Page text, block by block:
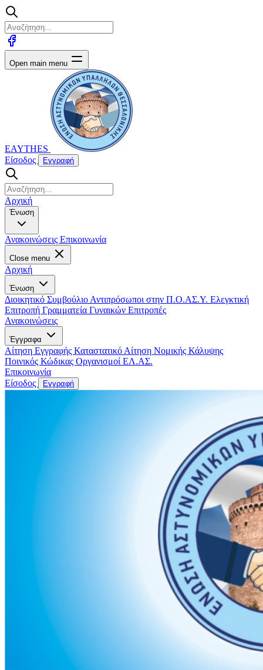
Open main menu
EAYTHES
Είσοδος
Εγγραφή
Αρχική
Ένωση
Ανακοινώσεις Επικοινωνία
Close menu
Αρχική
Ένωση
Διοικητικό Συμβούλιο Αντιπρόσωποι στην Π.Ο.ΑΣ.Υ. Ελεγκτική
Επιτροπή Γραμματεία Γυναικών Επιτροπές
Ανακοινώσεις
Έγγραφα
Αίτηση Εγγραφής Καταστατικό Αίτηση Νομικής Κάλυψης
Ποινικός Κώδικας Οργανισμοί ΕΛ.ΑΣ.
Επικοινωνία
Είσοδος
Εγγραφή